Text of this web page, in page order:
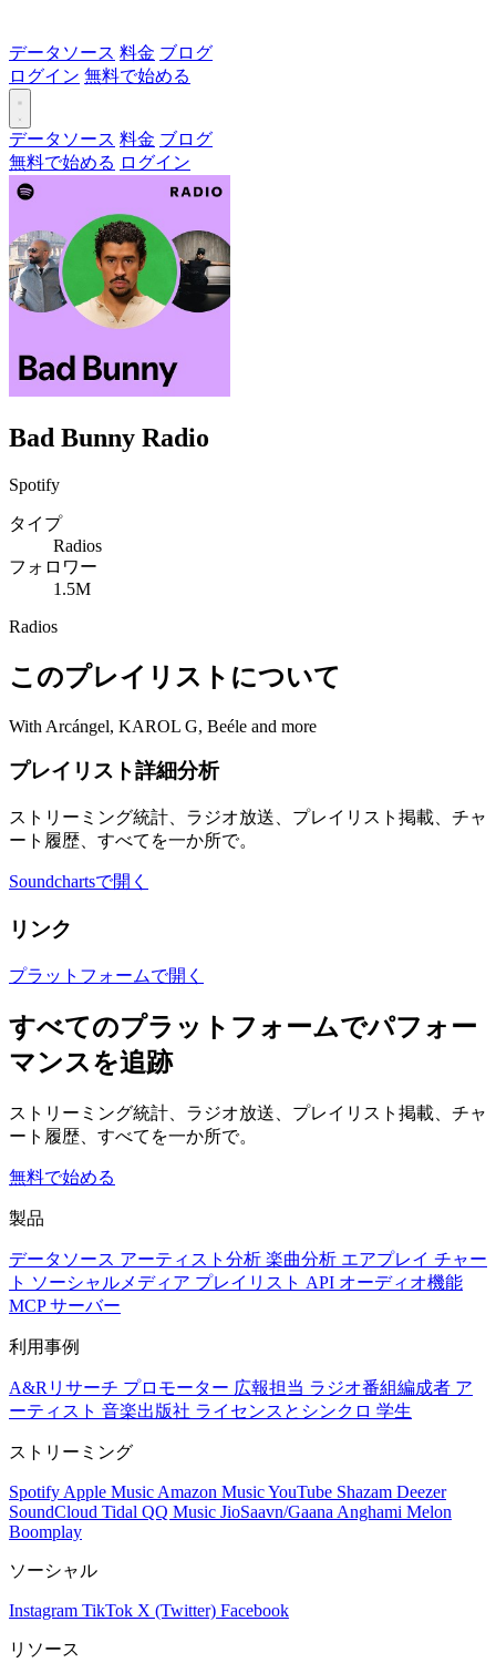
データソース 料金 ブログ
ログイン 無料で始める
データソース 料金 ブログ
無料で始める ログイン
Bad Bunny Radio
Spotify
タイプ
Radios
フォロワー
1.5M
Radios
このプレイリストについて
With Arcángel, KAROL G, Beéle and more
プレイリスト詳細分析
ストリーミング統計、ラジオ放送、プレイリスト掲載、チャ
ート履歴、すべてを一か所で。
Soundchartsで開く
リンク
プラットフォームで開く
すべてのプラットフォームでパフォー
マンスを追跡
ストリーミング統計、ラジオ放送、プレイリスト掲載、チャ
ート履歴、すべてを一か所で。
無料で始める
製品
データソース アーティスト分析 楽曲分析 エアプレイ チャー
ト ソーシャルメディア プレイリスト API オーディオ機能
MCP サーバー
利用事例
A&Rリサーチ プロモーター 広報担当 ラジオ番組編成者 ア
ーティスト 音楽出版社 ライセンスとシンクロ 学生
ストリーミング
Spotify Apple Music Amazon MusicYouTube Shazam Deezer
SoundCloud Tidal QQ Music JioSaavn/Gaana Anghami Melon
Boomplay
ソーシャル
Instagram TikTok X (Twitter) Facebook
リソース